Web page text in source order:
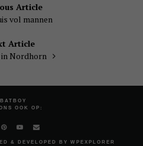
Article
vol mannen
Article
Nordhorn
OOK OP:
& DEVELOPED BY WPEXPLORER